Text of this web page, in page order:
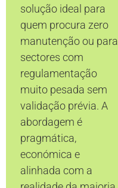
solução ideal para
quem procura zero
manutenção ou para
sectores com
regulamentação
muito pesada sem
validação prévia. A
abordagem é
pragmática,
económica e
alinhada com a